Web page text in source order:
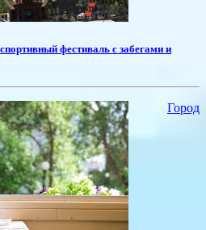
фестиваль с забегами и
Город